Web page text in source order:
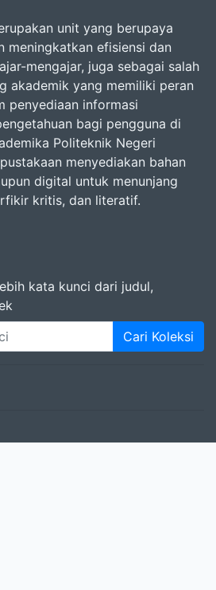
unit yang berupaya
meningkatkan efisiensi dan
mengajar, juga sebagai salah
akademik yang memiliki peran
penyediaan informasi
bagi pengguna di
Politeknik Negeri
menyediakan bahan
digital untuk menunjang
kritis, dan literatif.
kata kunci dari judul,
Cari Koleksi